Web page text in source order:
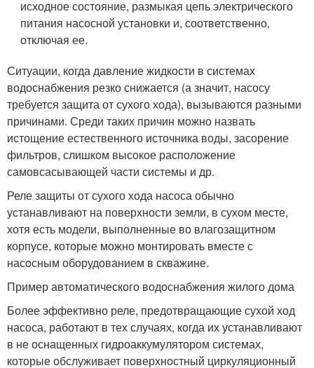
исходное состояние, размыкая цепь электрического
питания насосной установки и, соответственно,
отключая ее.
Ситуации, когда давление жидкости в системах
водоснабжения резко снижается (а значит, насосу
требуется защита от сухого хода), вызываются разными
причинами. Среди таких причин можно назвать
истощение естественного источника воды, засорение
фильтров, слишком высокое расположение
самовсасывающей части системы и др.
Реле защиты от сухого хода насоса обычно
устанавливают на поверхности земли, в сухом месте,
хотя есть модели, выполненные во влагозащитном
корпусе, которые можно монтировать вместе с
насосным оборудованием в скважине.
Пример автоматического водоснабжения жилого дома
Более эффективно реле, предотвращающие сухой ход
насоса, работают в тех случаях, когда их устанавливают
в не оснащенных гидроаккумулятором системах,
которые обслуживает поверхностный циркуляционный